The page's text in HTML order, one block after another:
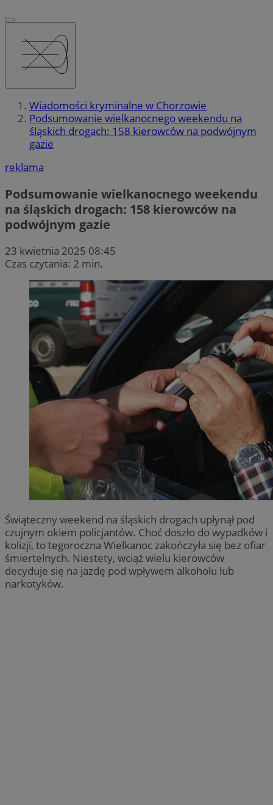
Wiadomości kryminalne w Chorzowie
Podsumowanie wielkanocnego weekendu na
śląskich drogach: 158 kierowców na podwójnym
gazie
reklama
Podsumowanie wielkanocnego weekendu
na śląskich drogach: 158 kierowców na
podwójnym gazie
23 kwietnia 2025 08:45
Czas czytania: 2 min.
Świąteczny weekend na śląskich drogach upłynął pod
czujnym okiem policjantów. Choć doszło do wypadków i
kolizji, to tegoroczna Wielkanoc zakończyła się bez ofiar
śmiertelnych. Niestety, wciąż wielu kierowców
decyduje się na jazdę pod wpływem alkoholu lub
narkotyków.